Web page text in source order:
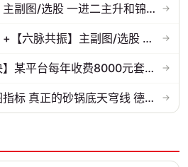
通达信【万福锦鲤】主副图/选股 一进二主升和锦鲤回调两种模式 源码 →
通达信【招财纳福】+【六脉共振】主副图/选股 自用经历实战的指标 抓强... →
通达信【起爆擒龙决】某平台每年收费8000元套装 指标源码 无未来 →
【银行提款机】主图指标 真正的砂锅底天穹线 德某通要价10万的主图核心... →